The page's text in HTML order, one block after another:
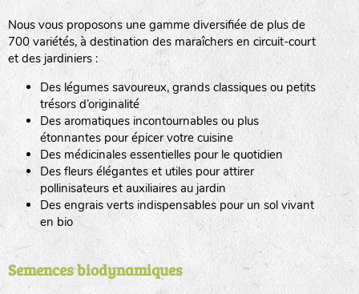
Nous vous proposons une gamme diversifiée de plus de
700 variétés, à destination des maraîchers en circuit-court
et des jardiniers :
Des légumes savoureux, grands classiques ou petits
trésors d’originalité
Des aromatiques incontournables ou plus
étonnantes pour épicer votre cuisine
Des médicinales essentielles pour le quotidien
Des fleurs élégantes et utiles pour attirer
pollinisateurs et auxiliaires au jardin
Des engrais verts indispensables pour un sol vivant
en bio
Semences biodynamiques
tas de compost
fleurs
animaux domestiques
animaux sauvages